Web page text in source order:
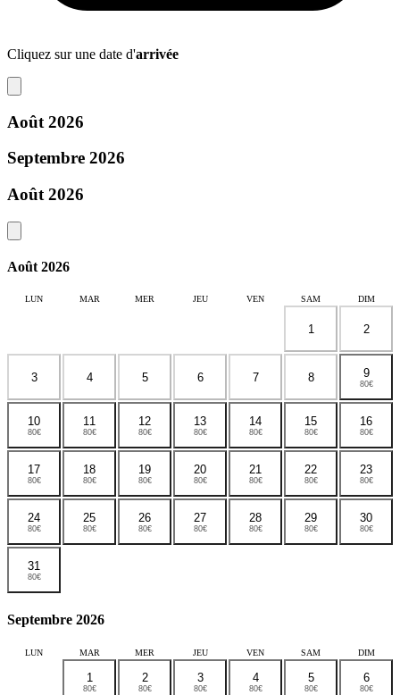
Cliquez sur une date d'arrivée
Août 2026
Septembre 2026
Août 2026
Août 2026
LUN MAR MER JEU VEN SAM DIM
1 2
3 4 5 6 7 8 9
80€
10
80€
11
80€
12
80€
13
80€
14
80€
15
80€
16
80€
17
80€
18
80€
19
80€
20
80€
21
80€
22
80€
23
80€
24
80€
25
80€
26
80€
27
80€
28
80€
29
80€
30
80€
31
80€
Septembre 2026
LUN MAR MER JEU VEN SAM DIM
1
80€
2
80€
3
80€
4
80€
5
80€
6
80€